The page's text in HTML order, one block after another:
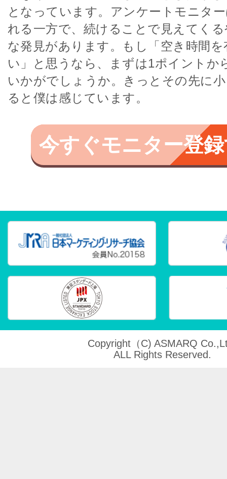
となっています。アンケートモニタ
れる一方で、続けることで見えてく
な発見があります。もし「空き時間
い」と思うなら、まずは1ポイントか
いかがでしょうか。きっとその先に
ると僕は感じています。
今すぐモニター登
Copyright（C) ASMARQ
ALL Rights Reserved.